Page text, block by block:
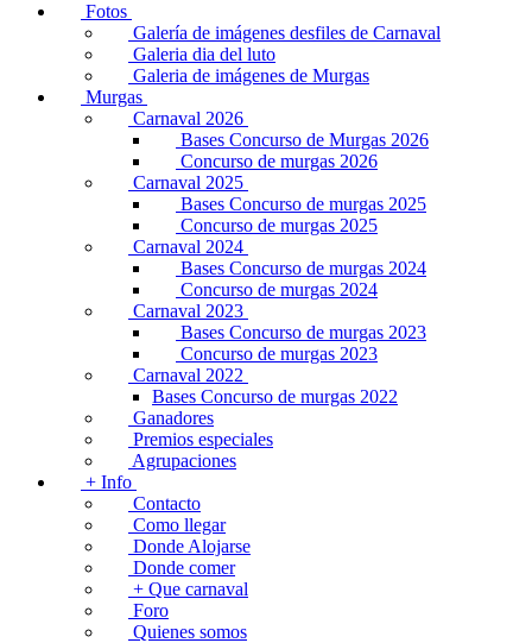
Fotos
Galería de imágenes desfiles de Carnaval
Galeria dia del luto
Galeria de imágenes de Murgas
Murgas
Carnaval 2026
Bases Concurso de Murgas 2026
Concurso de murgas 2026
Carnaval 2025
Bases Concurso de murgas 2025
Concurso de murgas 2025
Carnaval 2024
Bases Concurso de murgas 2024
Concurso de murgas 2024
Carnaval 2023
Bases Concurso de murgas 2023
Concurso de murgas 2023
Carnaval 2022
Bases Concurso de murgas 2022
Ganadores
Premios especiales
Agrupaciones
+ Info
Contacto
Como llegar
Donde Alojarse
Donde comer
+ Que carnaval
Foro
Quienes somos